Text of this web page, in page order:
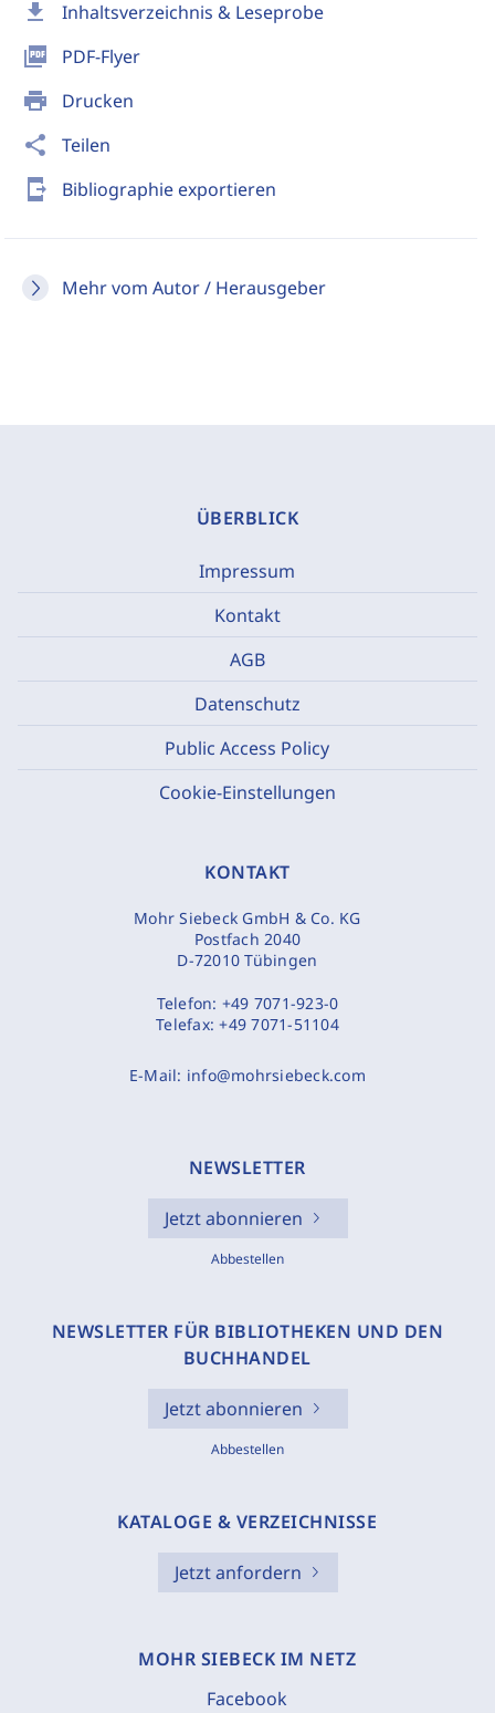
download Inhaltsverzeichnis & Leseprobe
picture_as_pdf PDF-Flyer
print Drucken
share Teilen
send_to_mobile Bibliographie exportieren
Mehr vom Autor / Herausgeber
ÜBERBLICK
Impressum
Kontakt
AGB
Datenschutz
Public Access Policy
Cookie-Einstellungen
KONTAKT
Mohr Siebeck GmbH & Co. KG
Postfach 2040
D-72010 Tübingen
Telefon: +49 7071-923-0
Telefax:+49 7071-51104
E-Mail: info@mohrsiebeck.com
NEWSLETTER
Jetzt abonnieren
Abbestellen
NEWSLETTER FÜR BIBLIOTHEKEN UND DEN
BUCHHANDEL
Jetzt abonnieren
Abbestellen
KATALOGE & VERZEICHNISSE
Jetzt anfordern
MOHR SIEBECK IM NETZ
Facebook